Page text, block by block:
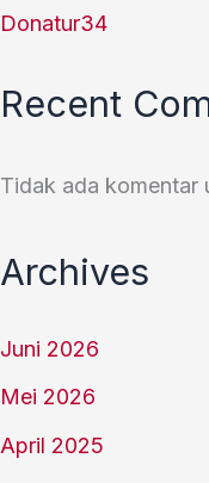
Donatur34
Recent
Tidak ada komentar
Archives
Juni 2026
Mei 2026
April 2025